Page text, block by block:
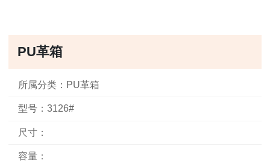
PU革箱
所属分类：PU革箱
型号：3126#
尺寸：
容量：